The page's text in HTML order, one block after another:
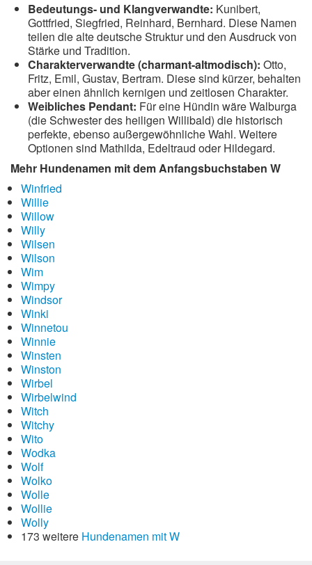
Bedeutungs- und Klangverwandte: Kunibert,
Gottfried, Siegfried, Reinhard, Bernhard. Diese Namen
teilen die alte deutsche Struktur und den Ausdruck von
Stärke und Tradition.
Charakterverwandte (charmant-altmodisch): Otto,
Fritz, Emil, Gustav, Bertram. Diese sind kürzer, behalten
aber einen ähnlich kernigen und zeitlosen Charakter.
Weibliches Pendant: Für eine Hündin wäre Walburga
(die Schwester des heiligen Willibald) die historisch
perfekte, ebenso außergewöhnliche Wahl. Weitere
Optionen sind Mathilda, Edeltraud oder Hildegard.
Mehr Hundenamen mit dem Anfangsbuchstaben W
Winfried
Willie
Willow
Willy
Wilsen
Wilson
Wim
Wimpy
Windsor
Winki
Winnetou
Winnie
Winsten
Winston
Wirbel
Wirbelwind
Witch
Witchy
Wito
Wodka
Wolf
Wolko
Wolle
Wollie
Wolly
173 weitere Hundenamen mit W